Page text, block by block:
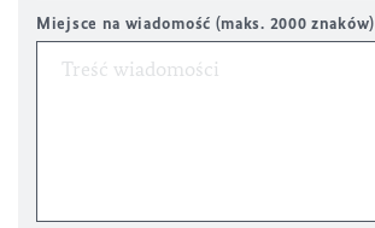
Miejsce na wiadomość (maks. 2000 znaków)